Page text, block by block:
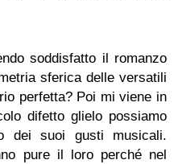
soddisfatto il romanzo
sferica delle versatili
perfetta? Poi mi viene in
difetto glielo possiamo
dei suoi gusti musicali.
pure il loro perché nel